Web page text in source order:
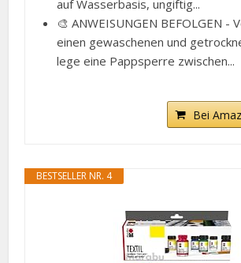
auf Wasserbasis, ungiftig...
🎨 ANWEISUNGEN BEFOLGEN -
einen gewaschenen und
lege eine Pappsperre zwischen...
Bei
BESTSELLER NR. 4